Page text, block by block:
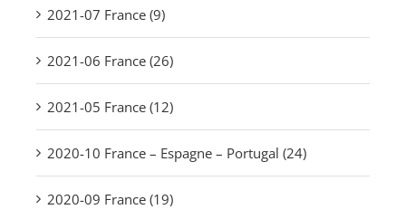
2021-07 France (9)
2021-06 France (26)
2021-05 France (12)
2020-10 France – Espagne – Portugal (24)
2020-09 France (19)